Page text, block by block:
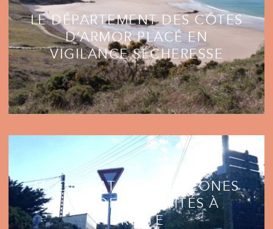
LE DÉPARTEMENT DES CÔTES
D’ARMOR PLACÉ EN
VIGILANCE SÉCHERESSE
MODIFICATIONS DES ZONES
30 ET DES PRIORITÉS À
DROITE